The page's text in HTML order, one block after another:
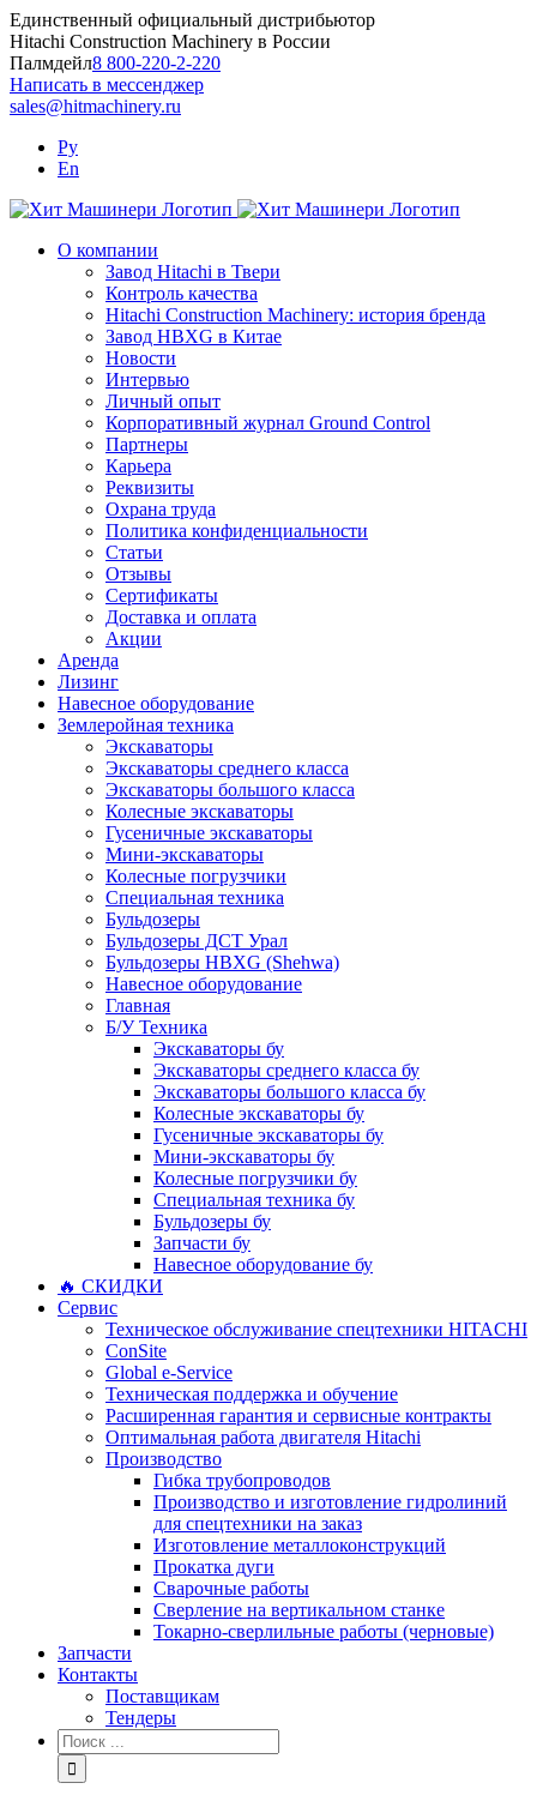
Skip
to
content
Единственный официальный дистрибьютор
Hitachi Construction Machinery в России
Палмдейл8 800-220-2-220
Написать в мессенджер
sales@hitmachinery.ru
Ру
En
О компании
Завод Hitachi в Твери
Контроль качества
Hitachi Construction Machinery: история бренда
Завод HBXG в Китае
Новости
Интервью
Личный опыт
Корпоративный журнал Ground Control
Партнеры
Карьера
Реквизиты
Охрана труда
Политика конфиденциальности
Статьи
Отзывы
Сертификаты
Доставка и оплата
Акции
Аренда
Лизинг
Навесное оборудование
Землеройная техника
Экскаваторы
Экскаваторы среднего класса
Экскаваторы большого класса
Колесные экскаваторы
Гусеничные экскаваторы
Мини-экскаваторы
Колесные погрузчики
Специальная техника
Бульдозеры
Бульдозеры ДСТ Урал
Бульдозеры HBXG (Shehwa)
Навесное оборудование
Главная
Б/У Техника
Экскаваторы бу
Экскаваторы среднего класса бу
Экскаваторы большого класса бу
Колесные экскаваторы бу
Гусеничные экскаваторы бу
Мини-экскаваторы бу
Колесные погрузчики бу
Специальная техника бу
Бульдозеры бу
Запчасти бу
Навесное оборудование бу
🔥 СКИДКИ
Сервис
Техническое обслуживание спецтехники HITACHI
ConSite
Global e-Service
Техническая поддержка и обучение
Расширенная гарантия и сервисные контракты
Оптимальная работа двигателя Hitachi
Производство
Гибка трубопроводов
Производство и изготовление гидролиний
для спецтехники на заказ
Изготовление металлоконструкций
Прокатка дуги
Сварочные работы
Сверление на вертикальном станке
Токарно-сверлильные работы (черновые)
Запчасти
Контакты
Поставщикам
Тендеры
Результат
поиска: